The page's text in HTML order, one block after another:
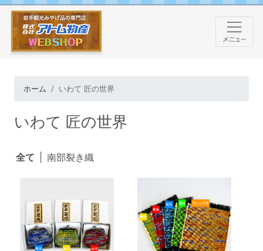
ホーム いわて 匠の世界
いわて 匠の世界
全て 南部裂き織